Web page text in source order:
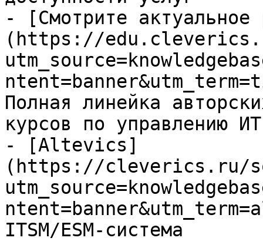
- [Смотрите актуальное
(https://
Полная линейка
курсов по управлению ИТ
- [Altevics]
(https://cleverics.ru/
ITSM/ESM-система